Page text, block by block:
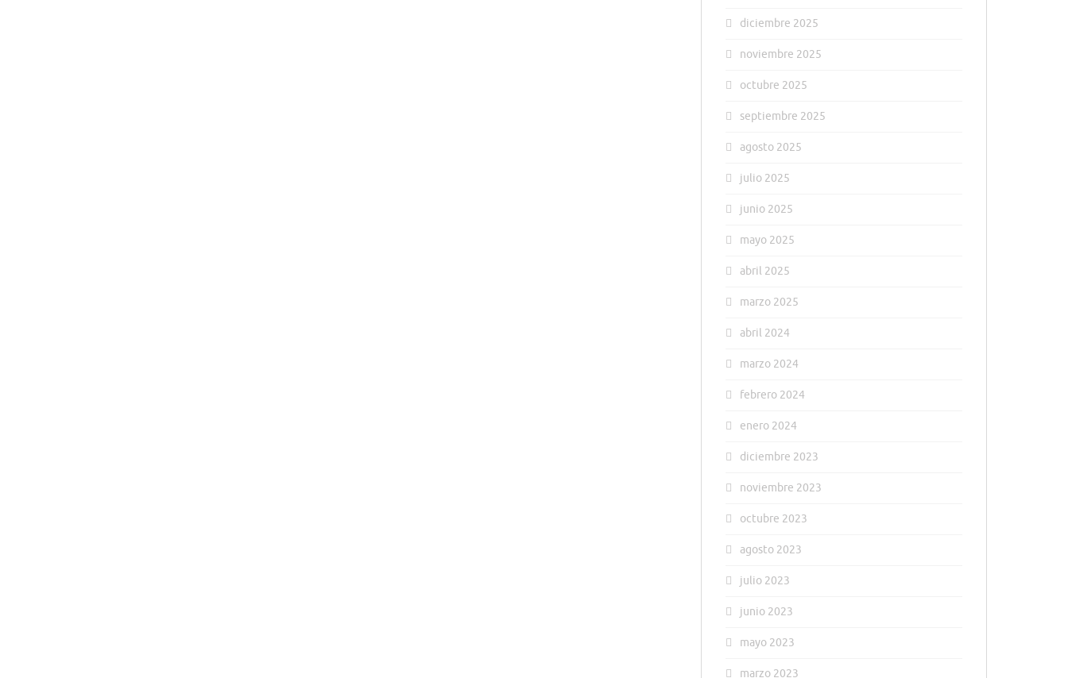
diciembre 2025
noviembre 2025
octubre 2025
septiembre 2025
agosto 2025
julio 2025
junio 2025
mayo 2025
abril 2025
marzo 2025
abril 2024
marzo 2024
febrero 2024
enero 2024
diciembre 2023
noviembre 2023
octubre 2023
agosto 2023
julio 2023
junio 2023
mayo 2023
marzo 2023